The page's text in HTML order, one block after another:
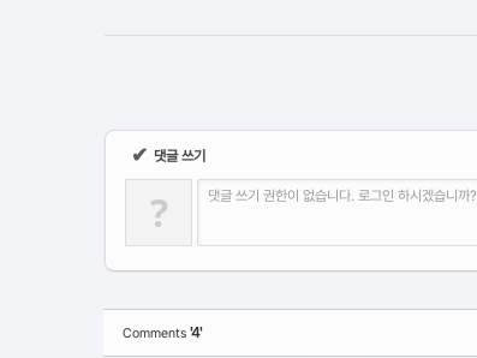
✔ 댓글 쓰기
? 댓글 쓰기 권한이 없습니다. 로그인 하시겠습니까?
Comments '4'